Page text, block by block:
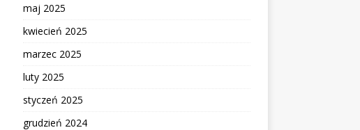
maj 2025
kwiecień 2025
marzec 2025
luty 2025
styczeń 2025
grudzień 2024